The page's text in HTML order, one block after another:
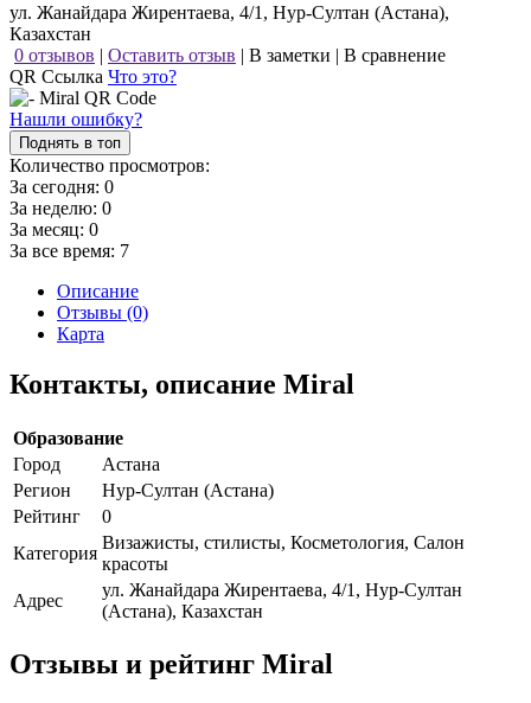
ул. Жанайдара Жирентаева, 4/1, Нур-Султан (Астана),
Казахстан
0 отзывов | Оставить отзыв | В заметки | В сравнение
QR Ссылка Что это?
Нашли ошибку?
Поднять в топ
Количество просмотров:
За сегодня: 0
За неделю: 0
За месяц: 0
За все время: 7
Описание
Отзывы (0)
Карта
Контакты, описание Miral
Образование
Город
Астана
Регион
Нур-Султан (Астана)
Рейтинг
0
Категория
Визажисты, стилисты, Косметология, Салон
красоты
Адрес
ул. Жанайдара Жирентаева, 4/1, Нур-Султан
(Астана), Казахстан
Отзывы и рейтинг Miral